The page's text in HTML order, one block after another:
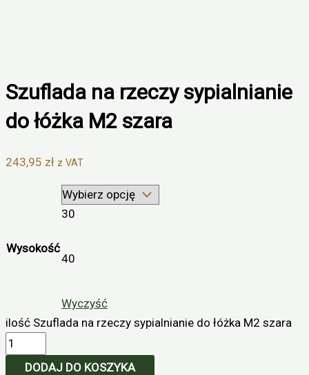
Szuflada na rzeczy sypialnianie
do łóżka M2 szara
243,95 zł z VAT
Wysokość
30
40
Wyczyść
ilość Szuflada na rzeczy sypialnianie do łóżka M2 szara
DODAJ DO KOSZYKA